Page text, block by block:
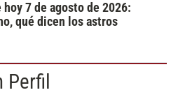
hoy 7 de agosto de 2026:
qué dicen los astros